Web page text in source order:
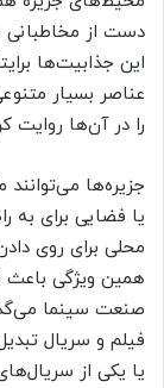
دست از مخاطبانی
این جذابیت‌ها
عناصر بسیار
را در آن‌ها روایت
جزیره‌ها
یا فضایی برای به
محلی برای روی
همین ویژگی باعث
صنعت سینما
فیلم و سریال